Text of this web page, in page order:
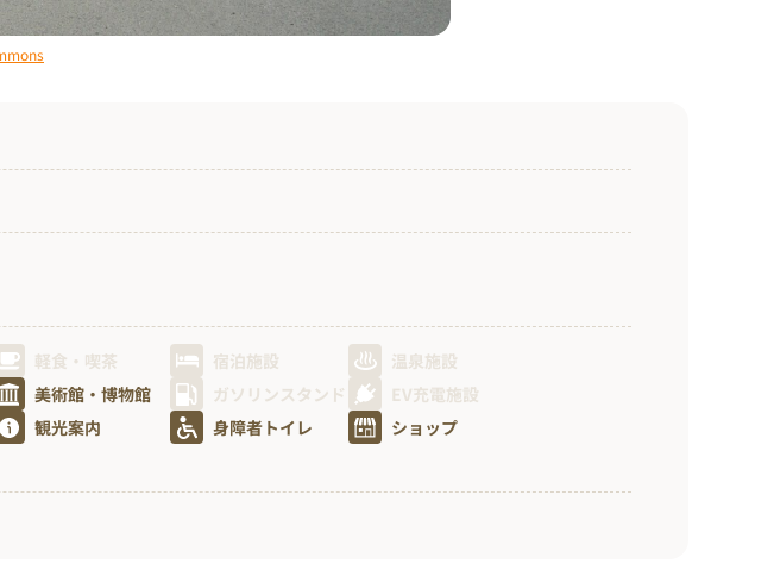
軽食・喫茶 宿泊施設
温泉施設
美術館・博物館 ガソリンスタンド
EV充電施設
観光案内 身障者トイレ
ショップ